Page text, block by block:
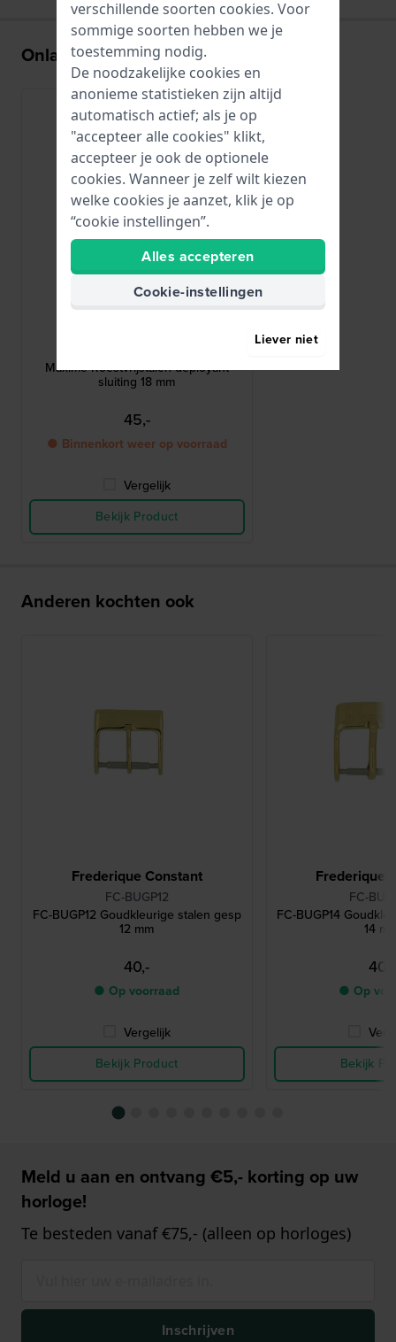
Onlangs bekeken
Maxime Roestvrijstalen deployant
sluiting 18 mm
45,-
● Binnenkort weer op voorraad
Vergelijk
Bekijk Product
Anderen kochten ook
Frederique Constant
FC-BUGP12
FC-BUGP12 Goudkleurige stalen gesp
12 mm
40,-
● Op voorraad
Vergelijk
Bekijk Product
Frederique
FC-
FC-BUGP14
14
40,-
● Op
Bekijk
Meld u aan en ontvang €5,- korting op uw
horloge!
Te besteden vanaf €75,- (alleen op horloges)
Inschrijven
verschillende soorten cookies. Voor
sommige soorten hebben we je
toestemming nodig.
De noodzakelijke cookies en
anonieme statistieken zijn altijd
automatisch actief; als je op
"accepteer alle cookies" klikt,
accepteer je ook de optionele
cookies. Wanneer je zelf wilt kiezen
welke cookies je aanzet, klik je op
“cookie instellingen”.
Alles accepteren
Cookie-instellingen
Liever niet